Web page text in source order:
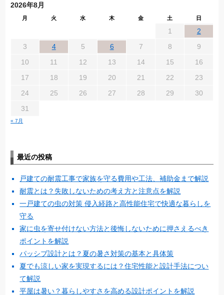
2026年8月
月 火 水 木 金 土 日
1
2
3
4 5 6 7 8
9
10
11 12 13 14 15
16
17
18 19 20 21 22
23
24
25 26 27 28 29
30
31
« 7月
最近の投稿
戸建ての耐震工事で家族を守る費用や工法、補助金まで解説
耐震とは？失敗しないための考え方と注意点を解説
一戸建ての虫の対策 侵入経路と高性能住宅で快適な暮らしを
守る
家に虫を寄せ付けない方法と後悔しないために押さえるべき
ポイントを解説
パッシブ設計とは？夏の暑さ対策の基本と具体策
夏でも涼しい家を実現するには？住宅性能と設計手法につい
て解説
平屋は暑い？暮らしやすさを高める設計ポイントを解説